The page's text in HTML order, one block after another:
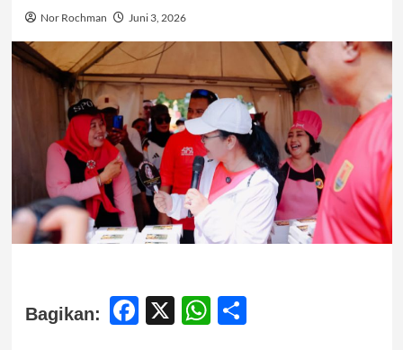
Nor Rochman Juni 3, 2026
Bagikan: Facebook
X WhatsApp